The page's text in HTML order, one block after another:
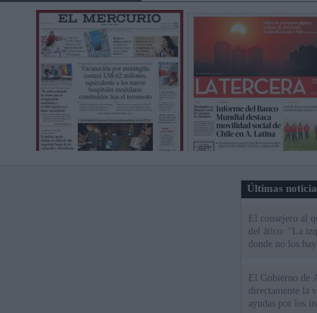
Últimas
El consejero al
del ático: "La
donde no los
El Gobierno de
directamente la
ayudas por los